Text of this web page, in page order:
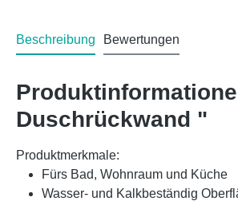
Beschreibung Bewertungen
Duschrückwand "
Produktmerkmale:
Fürs Bad, Wohnraum und Küche
Wasser- und Kalkbeständig